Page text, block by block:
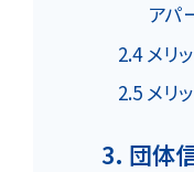
アパ
2.4 メリ
2.5 メリ
3. 団体